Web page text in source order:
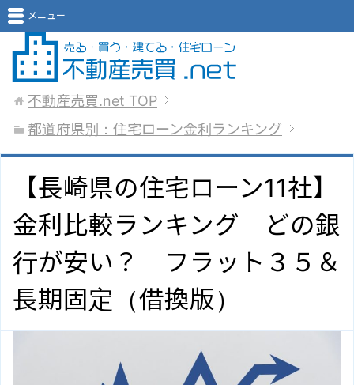
メニュー
不動産売買.net TOP
都道府県別：住宅ローン金利ランキング
【長崎県の住宅ローン11社】
金利比較ランキング どの銀
行が安い？ フラット３５＆
長期固定（借換版）